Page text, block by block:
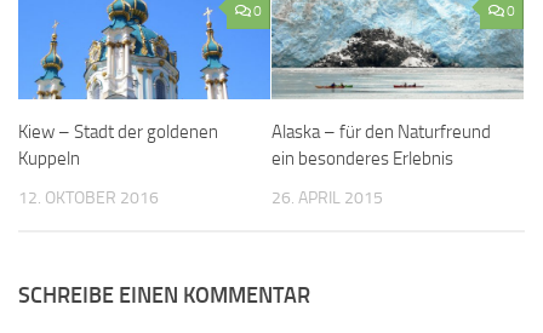
0
Kiew – Stadt der goldenen
Kuppeln
12. OKTOBER 2016
0
Alaska – für den Naturfreund
ein besonderes Erlebnis
26. APRIL 2015
SCHREIBE EINEN KOMMENTAR